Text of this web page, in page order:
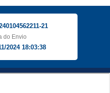
21
do Envio
2024 18:03:38